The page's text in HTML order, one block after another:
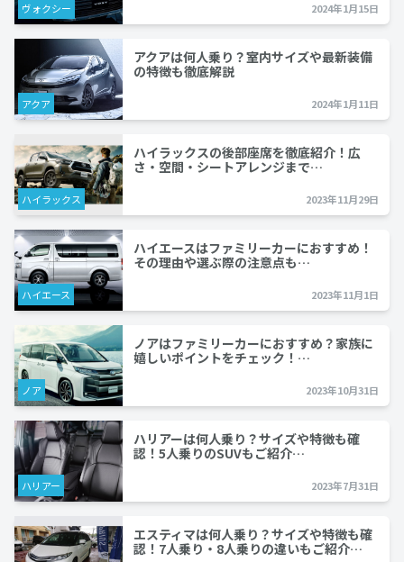
ヴォクシー 2024年1月15日
アクア
アクアは何人乗り？室内サイズや最新装備
の特徴も徹底解説
2024年1月11日
ハイラックス
ハイラックスの後部座席を徹底紹介！広
さ・空間・シートアレンジまで…
2023年11月29日
ハイエース
ハイエースはファミリーカーにおすすめ！
その理由や選ぶ際の注意点も…
2023年11月1日
ノア
ノアはファミリーカーにおすすめ？家族に
嬉しいポイントをチェック！…
2023年10月31日
ハリアー
ハリアーは何人乗り？サイズや特徴も確
認！5人乗りのSUVもご紹介…
2023年7月31日
エスティマは何人乗り？サイズや特徴も確
認！7人乗り・8人乗りの違いもご紹介…